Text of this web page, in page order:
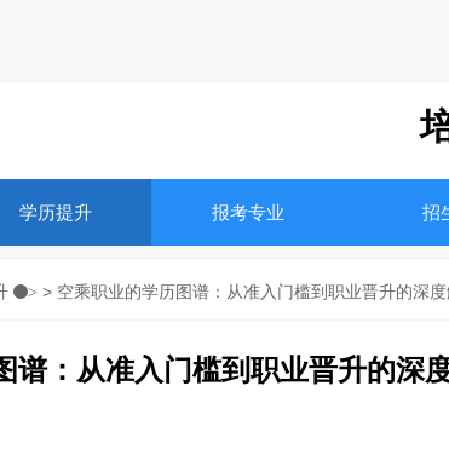
学历提升 报考专业 招
> > 空乘职业的学历图谱：从准入门槛到职业晋升的深
谱：从准入门槛到职业晋升的深